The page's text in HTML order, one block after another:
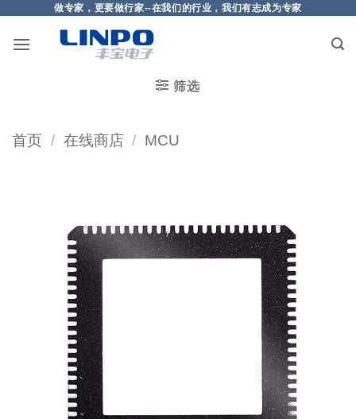
做专家，更要做行家--在我们的行业，我们有志成为专家
筛选
首页 / 在线商店 / MCU